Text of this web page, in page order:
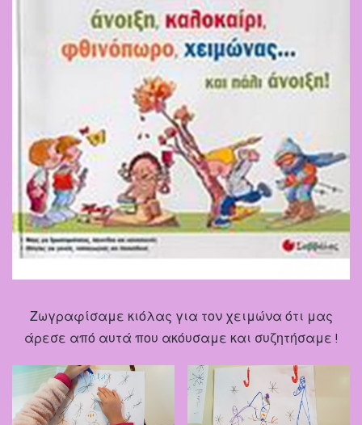
Ζωγραφίσαμε κιόλας για τον χειμώνα ότι μας
άρεσε από αυτά που ακόυσαμε και συζητήσαμε !